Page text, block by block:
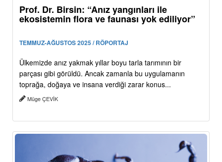
Prof. Dr. Birsin: “Anız yangınları ile
ekosistemin flora ve faunası yok ediliyor”
TEMMUZ-AĞUSTOS 2025 / RÖPORTAJ
Ülkemizde anız yakmak yıllar boyu tarla tarımının bir
parçası gibi görüldü. Ancak zamanla bu uygulamanın
toprağa, doğaya ve insana verdiği zarar konus...
Müge ÇEVİK